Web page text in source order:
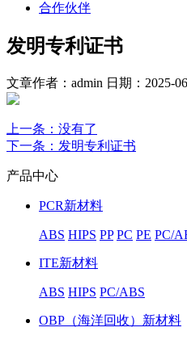
合作伙伴
发明专利证书
文章作者：admin 日期：2025-
上一条 ：没有了
下一条 ：发明专利证书
产品中心
PCR新材料
ABS HIPS PP PC PE PC/
ITE新材料
ABS HIPS PC/ABS
OBP（海洋回收）新材料